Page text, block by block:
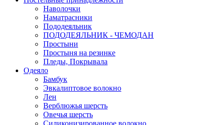
Наволочки
Наматрасники
Пододеяльник
ПОДОДЕЯЛЬНИК - ЧЕМОДАН
Простыни
Простыня на резинке
Пледы, Покрывала
Одеяло
Бамбук
Эвкалиптовое волокно
Лен
Верблюжья шерсть
Овечья шерсть
Силиконизированное волокно